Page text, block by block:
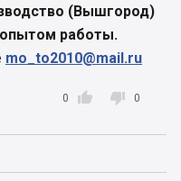
(Вышгород)
работы.
mo_to2010@mail.ru

0  0